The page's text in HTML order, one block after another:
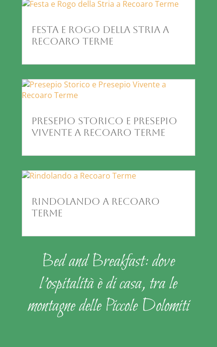
Festa e Rogo della Stria a
Recoaro Terme
Presepio Storico e Presepio
Vivente a Recoaro Terme
Rindolando a Recoaro
Terme
Bed and Breakfast: dove
l’ospitalità è di casa, tra le
montagne delle Piccole Dolomiti